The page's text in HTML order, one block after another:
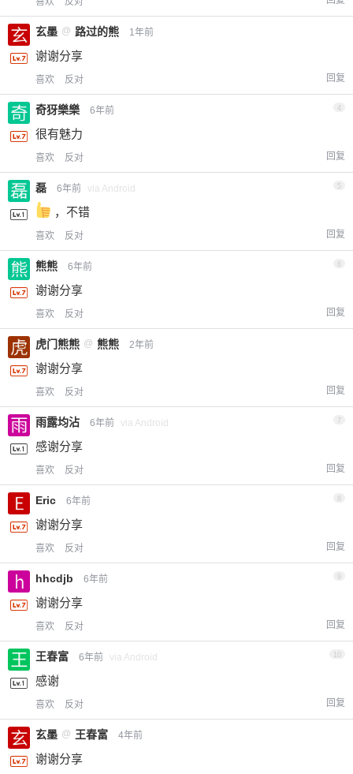
玄墨 @ 路过的熊 1年前
谢谢分享
喜欢 反对 回复
奇犽樂樂 6年前 4
很有魅力
喜欢 反对 回复
磊 6年前 via Android 5
，不错
喜欢 反对 回复
熊熊 6年前
谢谢分享
喜欢 反对 回复
虎门熊熊 @ 熊熊 2年前
谢谢分享
喜欢 反对 回复
雨露均沾 6年前 via Android 7
感谢分享
喜欢 反对 回复
Eric 6年前
谢谢分享
喜欢 反对 回复
hhcdjb 6年前 9
谢谢分享
喜欢 反对 回复
王春富 6年前 via Android
感谢
喜欢 反对 回复
玄墨 @ 王春富 4年前
谢谢分享